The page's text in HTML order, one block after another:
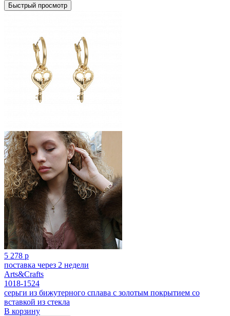
Быстрый просмотр
5 278 р
поставка через 2 недели
Arts&Crafts
1018-1524
серьги из бижутерного сплава с золотым покрытием cо
вставкой из стекла
В корзину